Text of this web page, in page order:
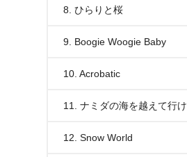
8. ひらりと桜
9. Boogie Woogie Baby
10. Acrobatic
11. ナミダの海を越えて行け
12. Snow World